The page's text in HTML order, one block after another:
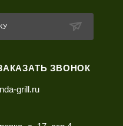
ЗВОНОК
grill.ru